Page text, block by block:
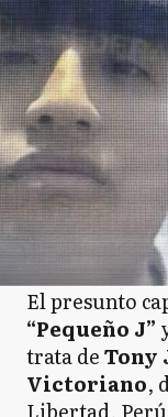
El presunto
“Pequeño J”
trata deTony
Victoriano,
Libertad,